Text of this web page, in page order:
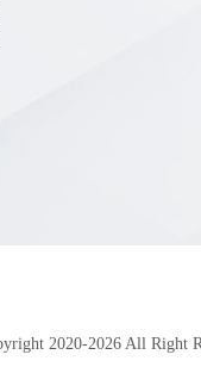
2020-2026 All Right